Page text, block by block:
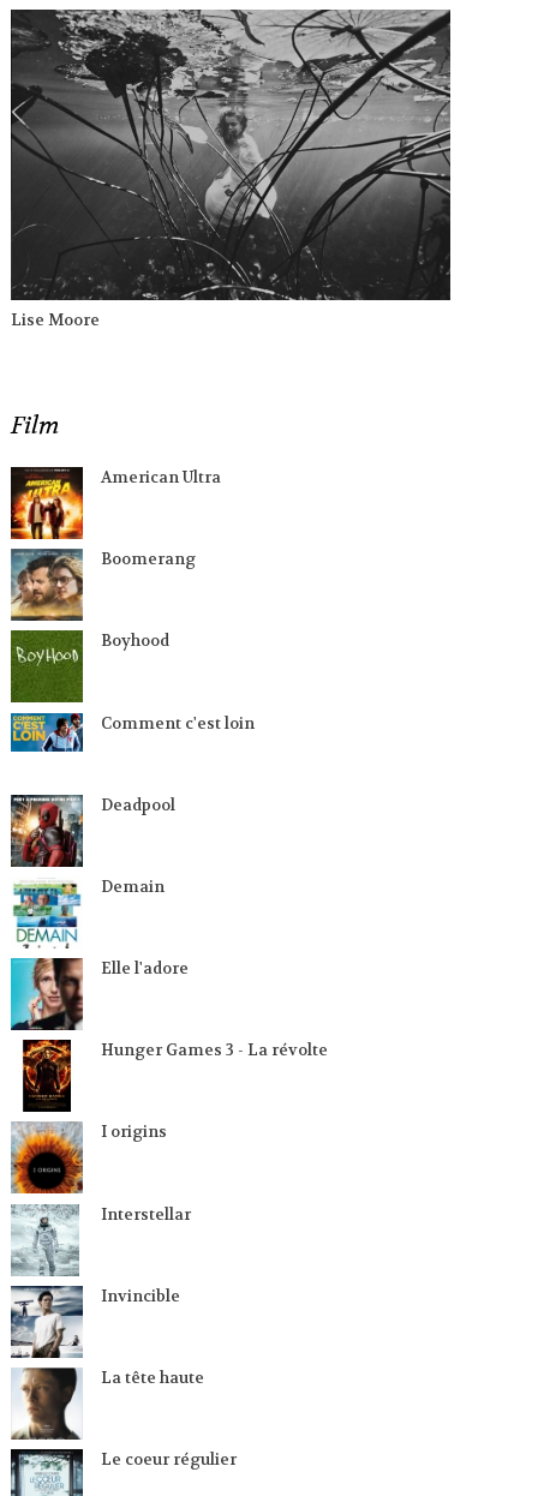
Lise Moore
Film
American Ultra
Boomerang
Boyhood
Comment c'est loin
Deadpool
Demain
Elle l'adore
Hunger Games 3 - La révolte
I origins
Interstellar
Invincible
La tête haute
Le coeur régulier